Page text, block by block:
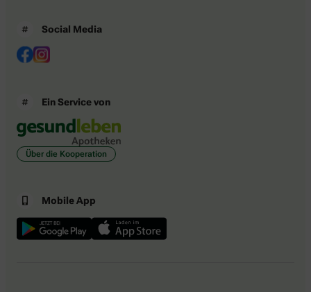
Social Media
Ein Service von
Über die Kooperation
Mobile App